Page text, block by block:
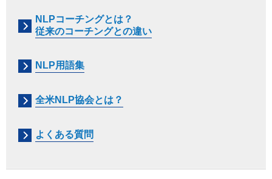
NLPコーチングとは？
従来のコーチングとの違い
NLP用語集
全米NLP協会とは？
よくある質問